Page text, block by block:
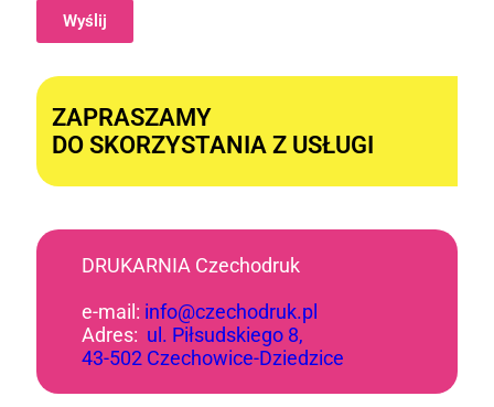
Wyślij
ZAPRASZAMY
DO SKORZYSTANIA Z USŁUGI
DRUKARNIA Czechodruk
e-mail: info@czechodruk.pl
Adres: ul. Piłsudskiego 8,
43-502 Czechowice-Dziedzice